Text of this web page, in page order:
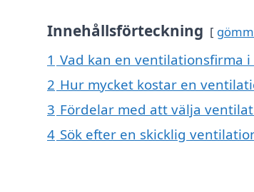
Innehållsförteckning
1 Vad kan en ventilationsfirma
2 Hur mycket kostar en
3 Fördelar med att välja
4 Sök efter en skicklig